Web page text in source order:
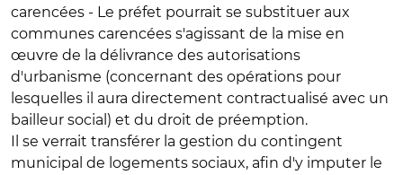
carencées - Le préfet pourrait se substituer aux
communes carencées s'agissant de la mise en
œuvre de la délivrance des autorisations
d'urbanisme (concernant des opérations pour
lesquelles il aura directement contractualisé avec un
bailleur social) et du droit de préemption.
Il se verrait transférer la gestion du contingent
municipal de logements sociaux, afin d'y imputer le